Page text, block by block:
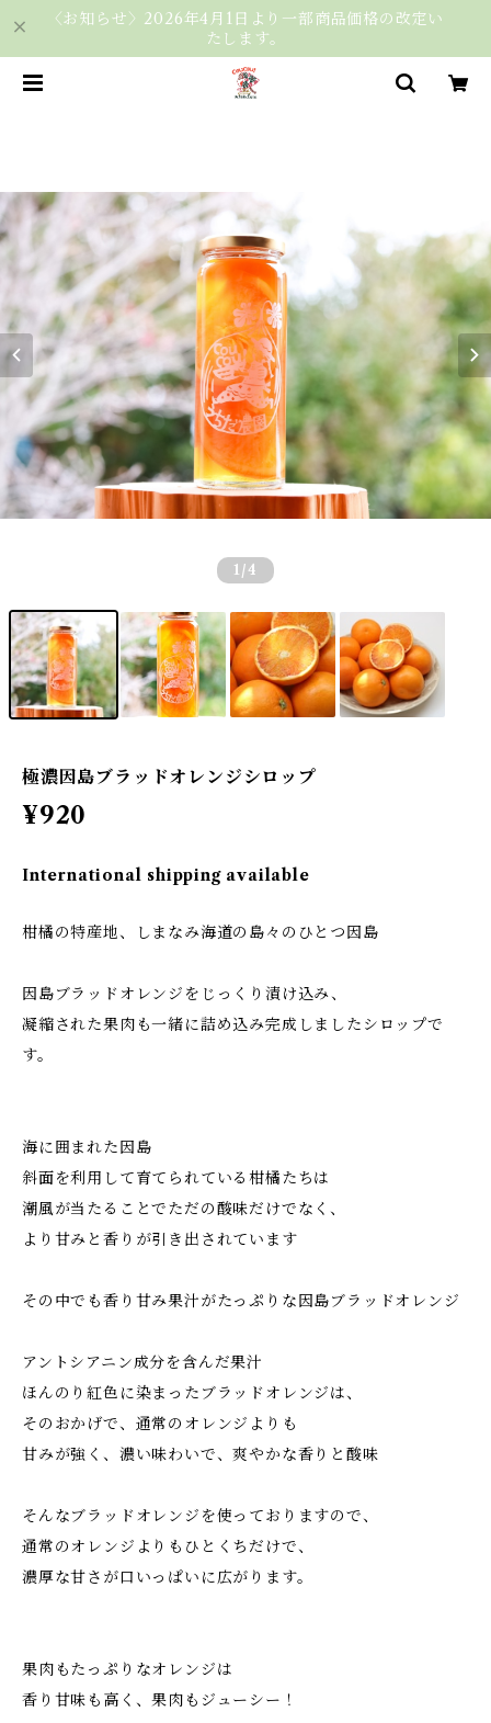
〈お知らせ〉2026年4月1日より一部商品価格の改定い
たします。
1 /4
極濃因島ブラッドオレンジシロップ
¥920
International shipping available
柑橘の特産地、しまなみ海道の島々のひとつ因島
因島ブラッドオレンジをじっくり漬け込み、
凝縮された果肉も一緒に詰め込み完成しましたシロップで
す。
海に囲まれた因島
斜面を利用して育てられている柑橘たちは
潮風が当たることでただの酸味だけでなく、
より甘みと香りが引き出されています
その中でも香り甘み果汁がたっぷりな因島ブラッドオレンジ
アントシアニン成分を含んだ果汁
ほんのり紅色に染まったブラッドオレンジは、
そのおかげで、通常のオレンジよりも
甘みが強く、濃い味わいで、爽やかな香りと酸味
そんなブラッドオレンジを使っておりますので、
通常のオレンジよりもひとくちだけで、
濃厚な甘さが口いっぱいに広がります。
果肉もたっぷりなオレンジは
香り甘味も高く、果肉もジューシー！